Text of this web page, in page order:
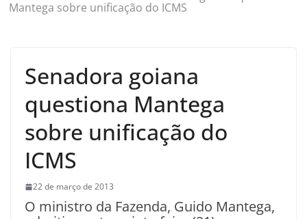
Mantega sobre unificação do ICMS
Senadora goiana
questiona Mantega
sobre unificação do
ICMS
22 de março de 2013
O ministro da Fazenda, Guido Mantega,